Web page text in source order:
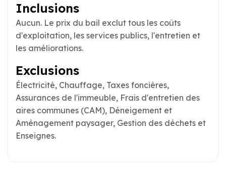
Inclusions
Aucun. Le prix du bail exclut tous les coûts
d'exploitation, les services publics, l'entretien et
les améliorations.
Exclusions
Électricité, Chauffage, Taxes foncières,
Assurances de l'immeuble, Frais d'entretien des
aires communes (CAM), Déneigement et
Aménagement paysager, Gestion des déchets et
Enseignes.